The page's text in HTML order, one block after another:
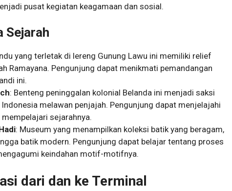
pusat kegiatan keagamaan dan sosial.
Sejarah
yang terletak di lereng Gunung Lawu ini memiliki relief
Ramayana. Pengunjung dapat menikmati pemandangan
ini.
: Benteng peninggalan kolonial Belanda ini menjadi saksi
melawan penjajah. Pengunjung dapat menjelajahi
sejarahnya.
: Museum yang menampilkan koleksi batik yang beragam,
batik modern. Pengunjung dapat belajar tentang proses
keindahan motif-motifnya.
dari dan ke Terminal